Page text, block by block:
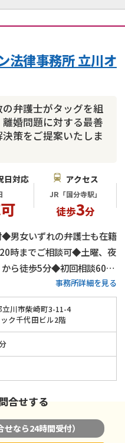
離婚裁判
モラハラ
婦 熟年離婚
の弁護士がタッグを組
離婚問題に対する最善
決策をご提案いたしま
法律事務所 立川オ
日対応 アクセス
JR「国分寺駅」
徒歩3分
男女いずれの弁護士も在籍
時までご相談可◆土曜、夜
ら徒歩5分◆初回相談60分
養育費・財産分与・慰謝料
事務所詳細を見る
立川市柴崎町3-11-4
ク千代田ビル2階
合せする
せなら24時間受付）